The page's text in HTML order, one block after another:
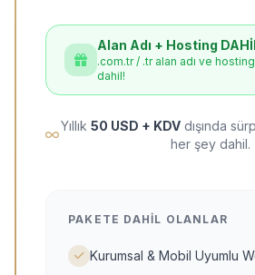
Alan Adı + Hosting
.com.tr / .tr alan adı ve
dahil!
Yıllık 50 USD + KDV dışında
her şey dahil.
PAKETE DAHIL OLANLAR
Kurumsal & Mobil Uyumlu